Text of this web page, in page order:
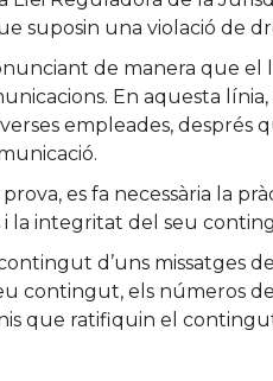
suposin una violació de
de manera que
En aquesta
empleades, després
es fa necessària la
la integritat del seu
d’uns missatges
contingut, els números
que ratifiquin el